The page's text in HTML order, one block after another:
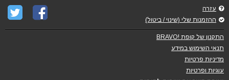
עזרה
ההזמנות שלי (שינוי / ביטול)
התקנון של קופת !BRAVO
תנאי השימוש במידע
מדיניות פרטיות
עוגיות ופרטיות